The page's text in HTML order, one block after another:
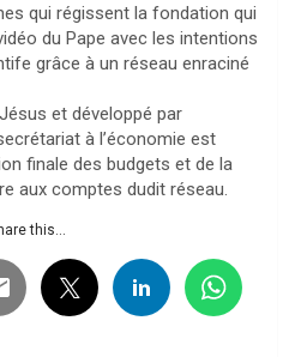
qui régissent la fondation qui
du Pape avec les intentions
grâce à un réseau enraciné
et développé par
à l’économie est
finale des budgets et de la
aux comptes dudit réseau.
this...